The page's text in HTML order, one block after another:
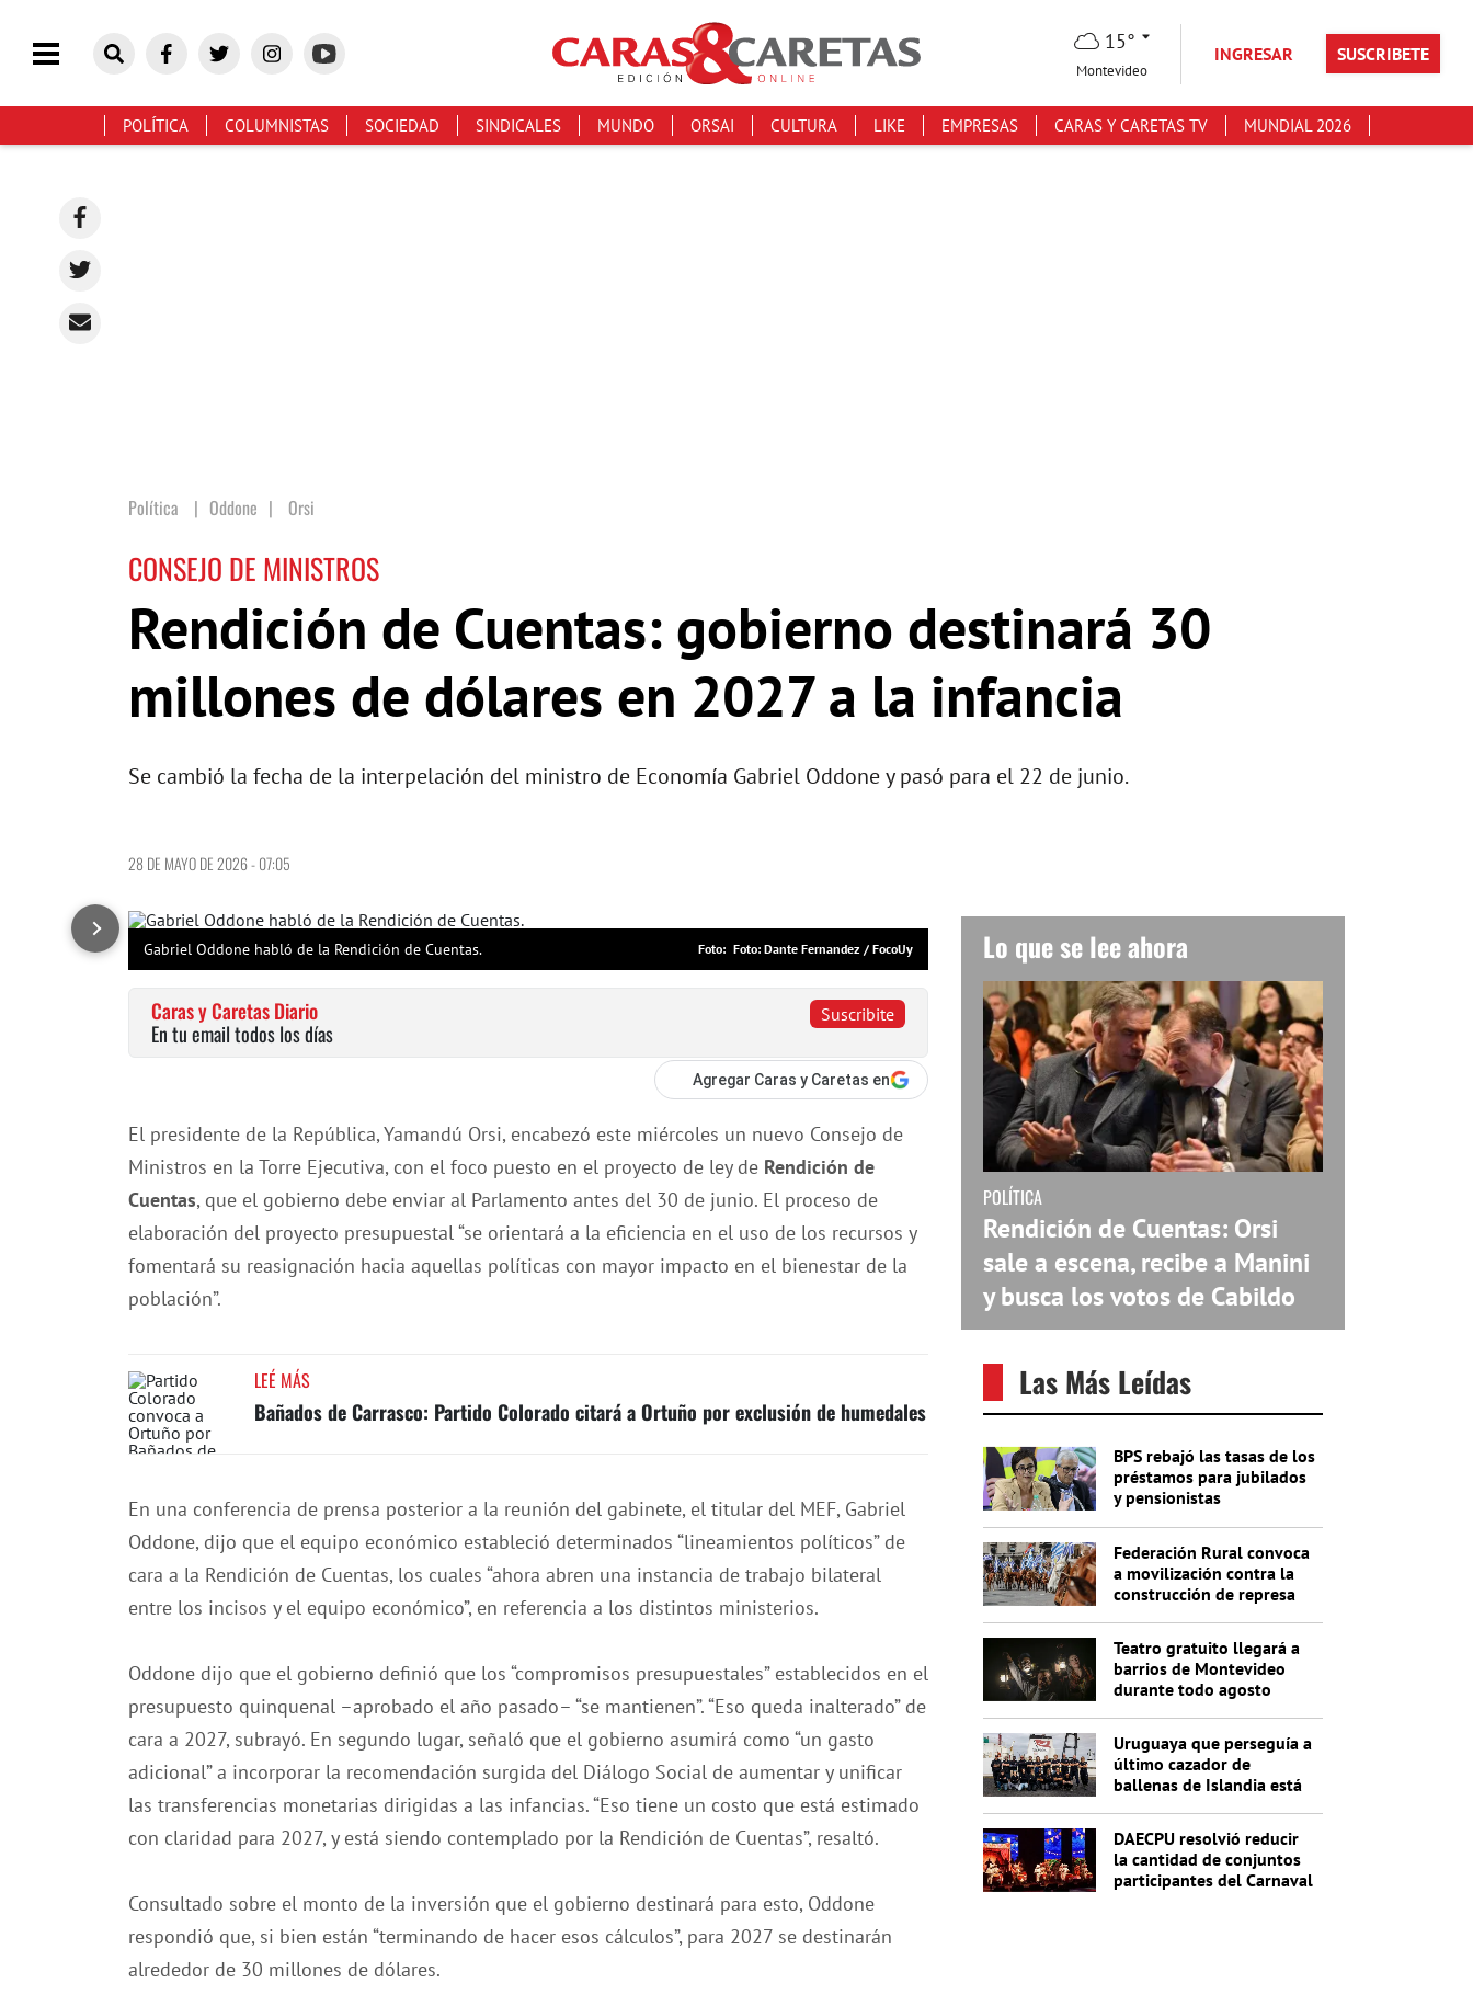
15°
Montevideo
INGRESAR SUSCRIBETE
POLÍTICA COLUMNISTAS SOCIEDAD SINDICALES MUNDO ORSAI CULTURA LIKE EMPRESAS CARAS Y CARETAS TV MUNDIAL 2026
Política Oddone | Orsi
CONSEJO DE MINISTROS
Rendición de Cuentas: gobierno destinará 30
millones de dólares en 2027 a la infancia
Se cambió la fecha de la interpelación del ministro de Economía Gabriel Oddone y pasó para el 22 de junio.
28 DE MAYO DE 2026 - 07:05
Gabriel Oddone habló de la Rendición de Cuentas. Foto: Dante Fernandez / FocoUy
Suscribite
Caras y Caretas Diario
En tu email todos los días
Agregar Caras y Caretas en
El presidente de la República, Yamandú Orsi, encabezó este miércoles un nuevo Consejo de
Ministros en la Torre Ejecutiva, con el foco puesto en el proyecto de ley de Rendición de
Cuentas, que el gobierno debe enviar al Parlamento antes del 30 de junio. El proceso de
elaboración del proyecto presupuestal “se orientará a la eficiencia en el uso de los recursos y
fomentará su reasignación hacia aquellas políticas con mayor impacto en el bienestar de la
población”.
LEÉ MÁS
Bañados de Carrasco: Partido Colorado citará a Ortuño por exclusión de humedales
En una conferencia de prensa posterior a la reunión del gabinete, el titular del MEF, Gabriel
Oddone, dijo que el equipo económico estableció determinados “lineamientos políticos” de
cara a la Rendición de Cuentas, los cuales “ahora abren una instancia de trabajo bilateral
entre los incisos y el equipo económico”, en referencia a los distintos ministerios.
Oddone dijo que el gobierno definió que los “compromisos presupuestales” establecidos en el
presupuesto quinquenal –aprobado el año pasado– “se mantienen”. “Eso queda inalterado” de
cara a 2027, subrayó. En segundo lugar, señaló que el gobierno asumirá como “un gasto
adicional” a incorporar la recomendación surgida del Diálogo Social de aumentar y unificar
las transferencias monetarias dirigidas a las infancias. “Eso tiene un costo que está estimado
con claridad para 2027, y está siendo contemplado por la Rendición de Cuentas”, resaltó.
Consultado sobre el monto de la inversión que el gobierno destinará para esto, Oddone
respondió que, si bien están “terminando de hacer esos cálculos”, para 2027 se destinarán
alrededor de 30 millones de dólares.
Lo que se lee ahora
POLÍTICA
Rendición de Cuentas: Orsi
sale a escena, recibe a Manini
y busca los votos de Cabildo
Las Más Leídas
BPS rebajó las tasas de los
préstamos para jubilados
y pensionistas
Federación Rural convoca
a movilización contra la
construcción de represa
Teatro gratuito llegará a
barrios de Montevideo
durante todo agosto
Uruguaya que perseguía a
último cazador de
ballenas de Islandia está
DAECPU resolvió reducir
la cantidad de conjuntos
participantes del Carnaval